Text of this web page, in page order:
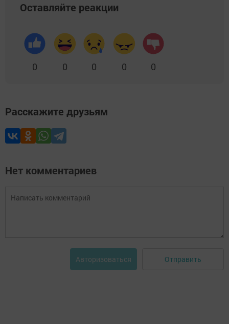
Оставляйте реакции
0 0 0 0 0
Расскажите друзьям
Нет комментариев
Авторизоваться Отправить